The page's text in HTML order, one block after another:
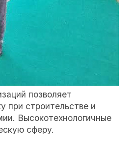
позволяет
при строительстве и
Высокотехнологичные
сферу.